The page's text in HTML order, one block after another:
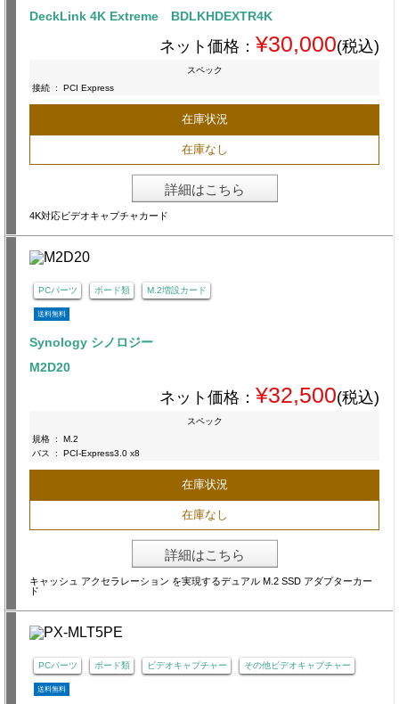
DeckLink 4K Extreme BDLKHDEXTR4K
ネット価格： ¥30,000(税込)
スペック
接続 : PCI Express
在庫状況
在庫なし
詳細はこちら
4K対応ビデオキャプチャカード
PCパーツ ボード類 M.2増設カード
送料無料
Synology シノロジー
M2D20
ネット価格： ¥32,500(税込)
スペック
規格 :
M.2
バス
: PCI-Express3.0 x8
在庫状況
在庫なし
詳細はこちら
キャッシュ アクセラレーション を実現するデュアル M.2 SSD アダプターカー
ド
PCパーツ ボード類 ビデオキャプチャー その他ビデオキャプチャー
送料無料